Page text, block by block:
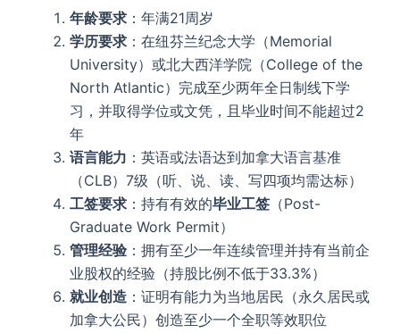
年龄要求 ：年满21周岁
学历要求 ：在纽芬兰纪念大学（Memorial
University）或北大西洋学院（College of the
North Atlantic）完成至少两年全日制线下学
习，并取得学位或文凭，且毕业时间不能超过2
年
语言能力 ：英语或法语达到加拿大语言基准
（CLB）7级（听、说、读、写四项均需达标）
工签要求 ：持有有效的毕业工签 （Post-
Graduate Work Permit）
管理经验 ：拥有至少一年连续管理并持有当前企
业股权的经验（持股比例不低于33.3%）
就业创造 ：证明有能力为当地居民（永久居民或
加拿大公民）创造至少一个全职等效职位